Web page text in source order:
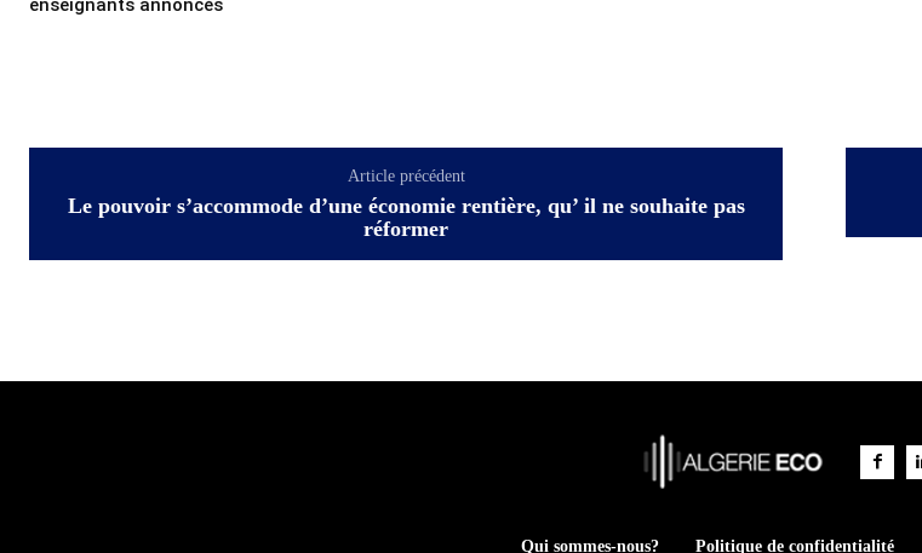
enseignants annoncés
Article précédent
Le pouvoir s’accommode d’une économie rentière, qu’ il ne souhaite pas
réformer
Qui sommes-nous? Politique de confidentialité